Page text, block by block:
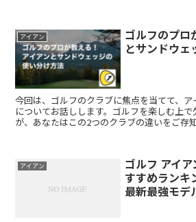
アイアン
ゴルフのプロ
とサンドウェ
今回は、ゴルフのクラブに焦点を当てて、
についてお話しします。ゴルフを楽しむ上
が、あなたはこの2つのクラブの違いをご存
アイアン
ゴルフ アイ
すすめランキ
最新最強モデ